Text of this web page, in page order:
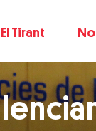
El Tirant